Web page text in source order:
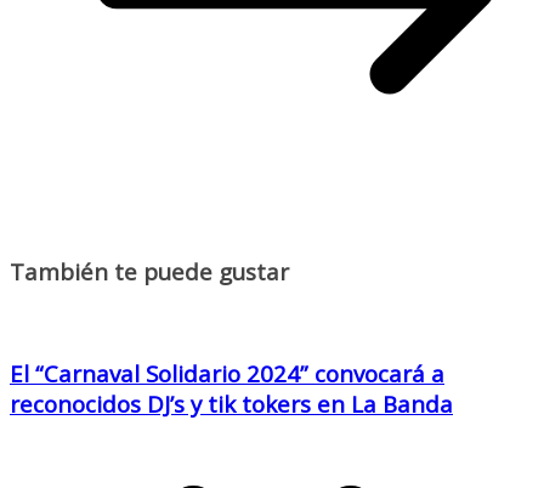
También te puede gustar
El “Carnaval Solidario 2024” convocará a
reconocidos DJ’s y tik tokers en La Banda